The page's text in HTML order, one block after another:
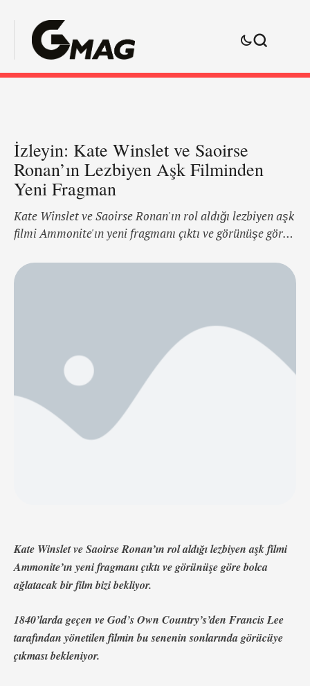
İzleyin: Kate Winslet ve Saoirse
Ronan’ın Lezbiyen Aşk Filminden
Yeni Fragman
Kate Winslet ve Saoirse Ronan'ın rol aldığı lezbiyen aşk
filmi Ammonite'ın yeni fragmanı çıktı ve görünüşe göre
ve God's Own Country's'den Francis Lee tarafından
yönetilen filmin bu senenin sonlarında görücüye çıkması
Kate Winslet ve Saoirse Ronan’ın rol aldığı lezbiyen aşk filmi
Ammonite’ın yeni fragmanı çıktı ve görünüşe göre bolca
ağlatacak bir film bizi bekliyor.
1840’larda geçen ve God’s Own Country’s’den Francis Lee
tarafından yönetilen filmin bu senenin sonlarında görücüye
çıkması bekleniyor.